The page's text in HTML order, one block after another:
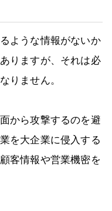
ような情報がないか
りますが、それは必
りません。
から攻撃するのを避
を大企業に侵入する
客情報や営業機密を